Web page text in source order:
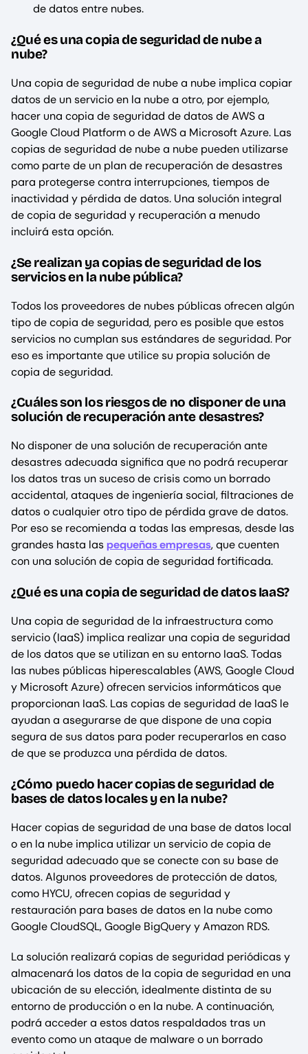
de datos entre nubes.
¿Qué es una copia de seguridad de nube a
nube?
Una copia de seguridad de nube a nube implica copiar
datos de un servicio en la nube a otro, por ejemplo,
hacer una copia de seguridad de datos de AWS a
Google Cloud Platform o de AWS a Microsoft Azure. Las
copias de seguridad de nube a nube pueden utilizarse
como parte de un plan de recuperación de desastres
para protegerse contra interrupciones, tiempos de
inactividad y pérdida de datos. Una solución integral
de copia de seguridad y recuperación a menudo
incluirá esta opción.
¿Se realizan ya copias de seguridad de los
servicios en la nube pública?
Todos los proveedores de nubes públicas ofrecen algún
tipo de copia de seguridad, pero es posible que estos
servicios no cumplan sus estándares de seguridad. Por
eso es importante que utilice su propia solución de
copia de seguridad.
¿Cuáles son los riesgos de no disponer de una
solución de recuperación ante desastres?
No disponer de una solución de recuperación ante
desastres adecuada significa que no podrá recuperar
los datos tras un suceso de crisis como un borrado
accidental, ataques de ingeniería social, filtraciones de
datos o cualquier otro tipo de pérdida grave de datos.
Por eso se recomienda a todas las empresas, desde las
grandes hasta laspequeñas empresas, que cuenten
con una solución de copia de seguridad fortificada.
¿Qué es una copia de seguridad de datos IaaS?
Una copia de seguridad de la infraestructura como
servicio (IaaS) implica realizar una copia de seguridad
de los datos que se utilizan en su entorno IaaS. Todas
las nubes públicas hiperescalables (AWS, Google Cloud
y Microsoft Azure) ofrecen servicios informáticos que
proporcionan IaaS. Las copias de seguridad de IaaS le
ayudan a asegurarse de que dispone de una copia
segura de sus datos para poder recuperarlos en caso
de que se produzca una pérdida de datos.
¿Cómo puedo hacer copias de seguridad de
bases de datos locales y en la nube?
Hacer copias de seguridad de una base de datos local
o en la nube implica utilizar un servicio de copia de
seguridad adecuado que se conecte con su base de
datos. Algunos proveedores de protección de datos,
como HYCU, ofrecen copias de seguridad y
restauración para bases de datos en la nube como
Google CloudSQL, Google BigQuery y Amazon RDS.
La solución realizará copias de seguridad periódicas y
almacenará los datos de la copia de seguridad en una
ubicación de su elección, idealmente distinta de su
entorno de producción o en la nube. A continuación,
podrá acceder a estos datos respaldados tras un
evento como un ataque de malware o un borrado